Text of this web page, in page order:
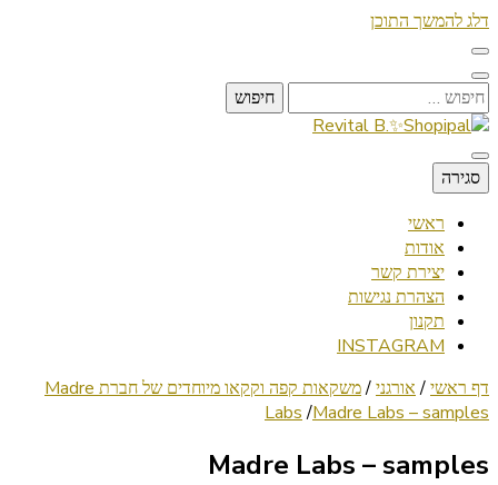
דלג להמשך התוכן
חיפוש:
Revital B.✨Shopipal
Lifestyle ✦ Beauty ✦ Vegan ✦ Travel
סגירה
ראשי
אודות
יצירת קשר
הצהרת נגישות
תקנון
INSTAGRAM
דף ראשי/ אורגני/
משקאות קפה וקקאו מיוחדים של חברת Madre
Labs /Madre Labs – samples
Madre Labs – samples